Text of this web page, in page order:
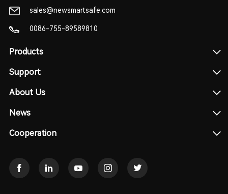
sales@newsmartsafe.com
0086-755-89589810
Products
Support
About Us
News
Cooperation